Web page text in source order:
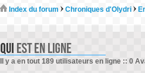
Index du forum Chroniques d'Olydri
Il y a en tout 189 utilisateurs en ligne :: 0